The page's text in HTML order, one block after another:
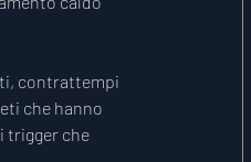
contrattempi
che hanno
trigger che